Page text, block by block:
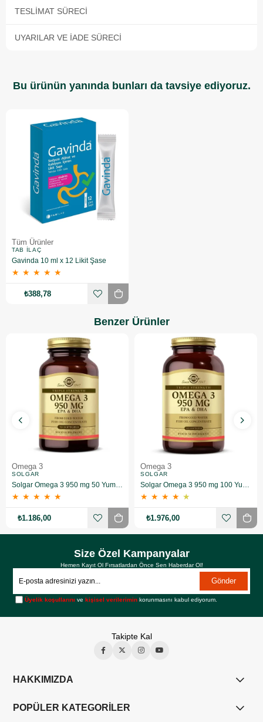
TESLIMAT SÜRECI
UYARILAR VE İADE SÜRECI
Bu ürünün yanında bunları da tavsiye ediyoruz.
Tüm Ürünler
TAB İLAÇ
Gavinda 10 ml x 12 Likit Şase
★ ★ ★ ★ ★
₺388,78
Benzer Ürünler
Omega 3
SOLGAR
★ ★ ★ ★ ★
₺1.186,00
Omega 3
SOLGAR
★ ★ ★ ★ ★
₺1.976,00
Size Özel Kampanyalar
Hemen Kayıt Ol Fırsatlardan Önce Sen Haberdar Ol!
Gönder
Üyelik koşullarını vekişisel verilerimin korunmasını kabul ediyorum.
Takipte Kal
HAKKIMIZDA
POPÜLER KATEGORİLER